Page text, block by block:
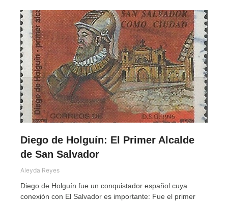
Diego de Holguín: El Primer Alcalde
de San Salvador
Aleyda Reyes
Diego de Holguín fue un conquistador español cuya
conexión con El Salvador es importante: Fue el primer